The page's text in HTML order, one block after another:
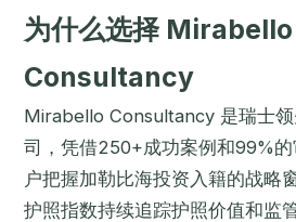
为什么选择 Mirabello
Consultancy
Mirabello Consultancy 是瑞士
司，凭借250+成功案例和99%
户把握加勒比海投资入籍的战略
护照指数持续追踪护照价值和监